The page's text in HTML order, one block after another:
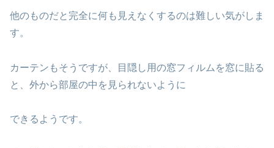
他のものだと完全に何も見えなくするのは難しい気がしま
す。
カーテンもそうですが、目隠し用の窓フィルムを窓に貼る
と、外から部屋の中を見られないように
できるようです。